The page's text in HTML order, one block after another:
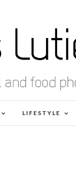
LIFESTYLE